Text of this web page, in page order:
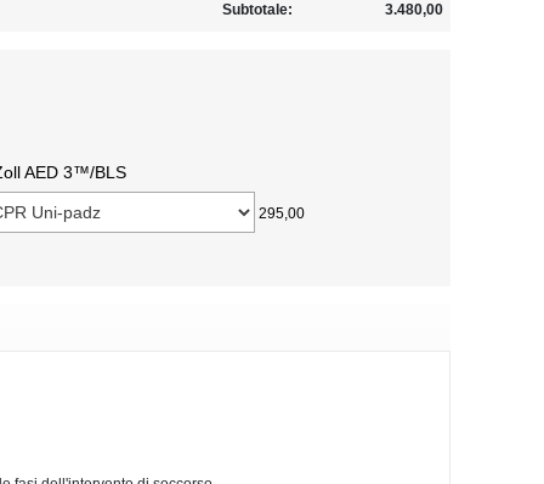
Subtotale: 3.480,00
AED 3™/BLS
295,00